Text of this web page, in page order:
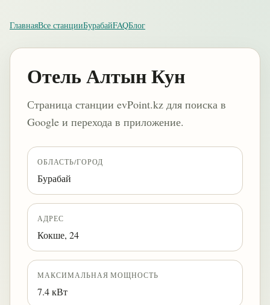
ГлавнаяВсе станцииБурабайFAQБлог
Отель Алтын Кун
Страница станции evPoint.kz для поиска в
Google и перехода в приложение.
ОБЛАСТЬ/ГОРОД
Бурабай
АДРЕС
Кокше, 24
МАКСИМАЛЬНАЯ МОЩНОСТЬ
7.4 кВт